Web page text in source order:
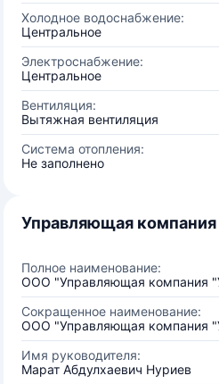
Холодное водоснабжение:
Центральное
Электроснабжение:
Центральное
Вентиляция:
Вытяжная вентиляция
Система отопления:
Не заполнено
Управляющая компания
Полное наименование:
ООО "Управляющая компания
Сокращенное наименование:
ООО "Управляющая компания
Имя руководителя:
Марат Абдулхаевич Нуриев